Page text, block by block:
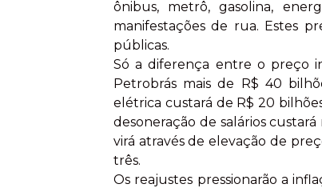
ônibus, metrô, gasolina,
manifestações de rua. Estes
públicas.
Só a diferença entre o preço
Petrobrás mais de R$ 40
elétrica custará de R$ 20
desoneração de salários
virá através de elevação de
três.
Os reajustes pressionarão a